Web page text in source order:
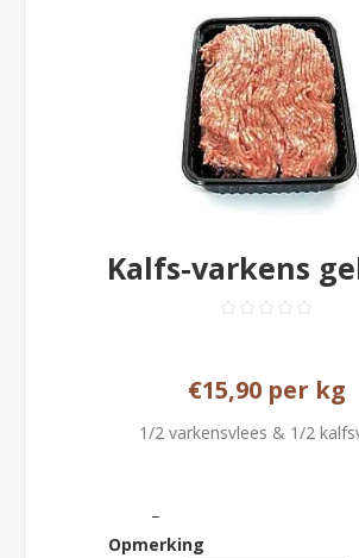
Kalfs-varkens
€15,90 per kg
1/2 varkensvlees & 1/2
Opmerking